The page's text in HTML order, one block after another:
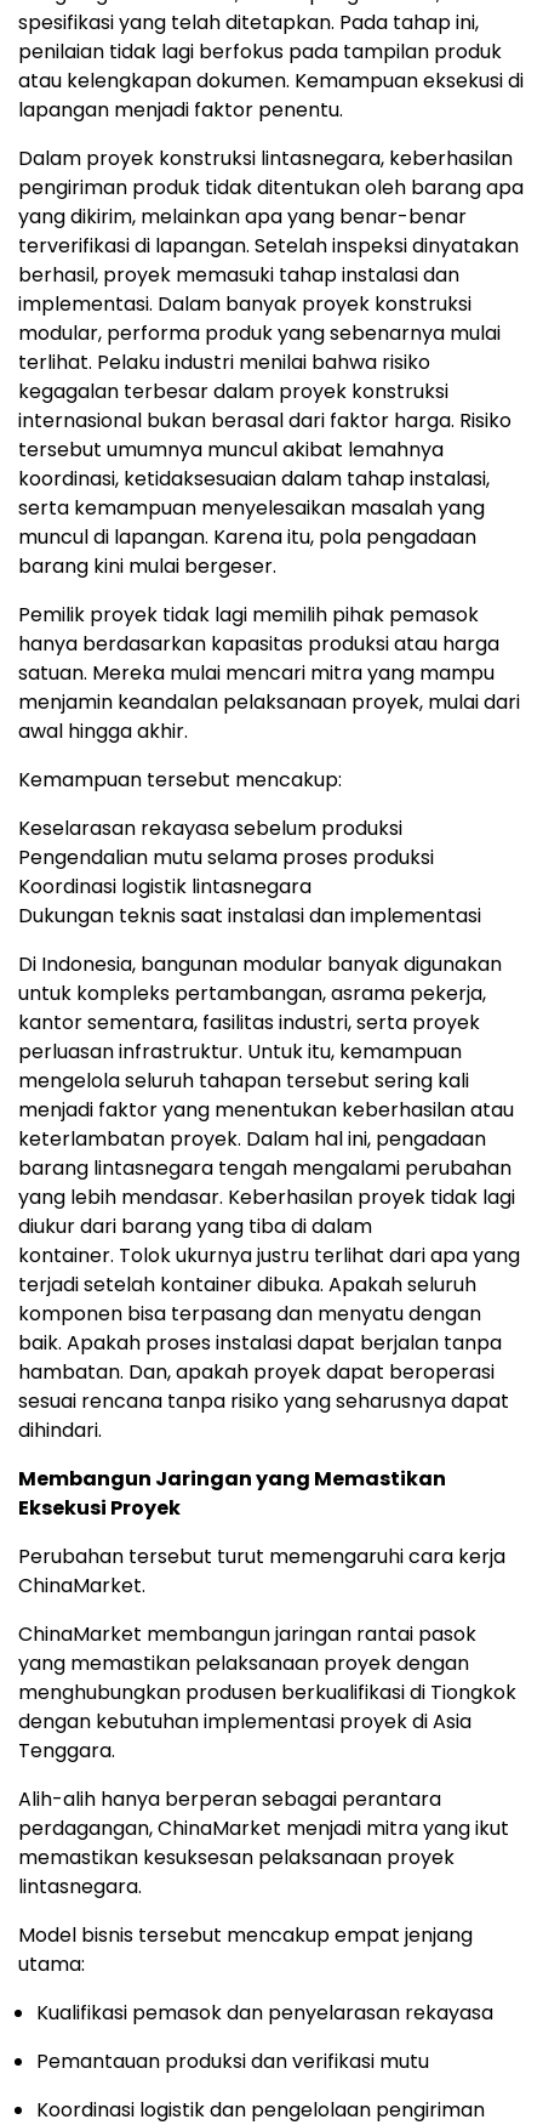
spesifikasi yang telah ditetapkan. Pada tahap ini,
penilaian tidak lagi berfokus pada tampilan produk
atau kelengkapan dokumen. Kemampuan eksekusi di
lapangan menjadi faktor penentu.
Dalam proyek konstruksi lintasnegara, keberhasilan
pengiriman produk tidak ditentukan oleh barang apa
yang dikirim, melainkan apa yang benar-benar
terverifikasi di lapangan. Setelah inspeksi dinyatakan
berhasil, proyek memasuki tahap instalasi dan
implementasi. Dalam banyak proyek konstruksi
modular, performa produk yang sebenarnya mulai
terlihat. Pelaku industri menilai bahwa risiko
kegagalan terbesar dalam proyek konstruksi
internasional bukan berasal dari faktor harga. Risiko
tersebut umumnya muncul akibat lemahnya
koordinasi, ketidaksesuaian dalam tahap instalasi,
serta kemampuan menyelesaikan masalah yang
muncul di lapangan. Karena itu, pola pengadaan
barang kini mulai bergeser.
Pemilik proyek tidak lagi memilih pihak pemasok
hanya berdasarkan kapasitas produksi atau harga
satuan. Mereka mulai mencari mitra yang mampu
menjamin keandalan pelaksanaan proyek, mulai dari
awal hingga akhir.
Kemampuan tersebut mencakup:
Keselarasan rekayasa sebelum produksi
Pengendalian mutu selama proses produksi
Koordinasi logistik lintasnegara
Dukungan teknis saat instalasi dan implementasi
Di Indonesia, bangunan modular banyak digunakan
untuk kompleks pertambangan, asrama pekerja,
kantor sementara, fasilitas industri, serta proyek
perluasan infrastruktur. Untuk itu, kemampuan
mengelola seluruh tahapan tersebut sering kali
menjadi faktor yang menentukan keberhasilan atau
keterlambatan proyek. Dalam hal ini, pengadaan
barang lintasnegara tengah mengalami perubahan
yang lebih mendasar. Keberhasilan proyek tidak lagi
diukur dari barang yang tiba di dalam
kontainer. Tolok ukurnya justru terlihat dari apa yang
terjadi setelah kontainer dibuka. Apakah seluruh
komponen bisa terpasang dan menyatu dengan
baik. Apakah proses instalasi dapat berjalan tanpa
hambatan. Dan, apakah proyek dapat beroperasi
sesuai rencana tanpa risiko yang seharusnya dapat
dihindari.
Membangun Jaringan yang Memastikan
Eksekusi Proyek
Perubahan tersebut turut memengaruhi cara kerja
ChinaMarket.
ChinaMarket membangun jaringan rantai pasok
yang memastikan pelaksanaan proyek dengan
menghubungkan produsen berkualifikasi di Tiongkok
dengan kebutuhan implementasi proyek di Asia
Tenggara.
Alih-alih hanya berperan sebagai perantara
perdagangan, ChinaMarket menjadi mitra yang ikut
memastikan kesuksesan pelaksanaan proyek
lintasnegara.
Model bisnis tersebut mencakup empat jenjang
utama:
Kualifikasi pemasok dan penyelarasan rekayasa
Pemantauan produksi dan verifikasi mutu
Koordinasi logistik dan pengelolaan pengiriman